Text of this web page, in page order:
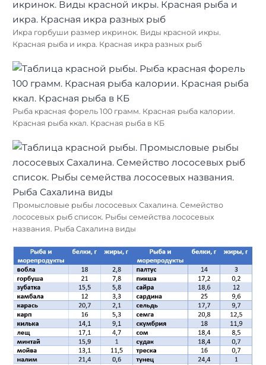
Икра горбуши размер икринок. Виды красной икры.
Красная рыба и икра. Красная икра разных рыб
Рыба красная форель 100 грамм. Красная рыба калории.
Красная рыба ккал. Красная рыба в КБ
Промысловые рыбы лососевых Сахалина. Семейство
лососевых рыб список. Рыбы семейства лососевых
названия. Рыба Сахалина виды